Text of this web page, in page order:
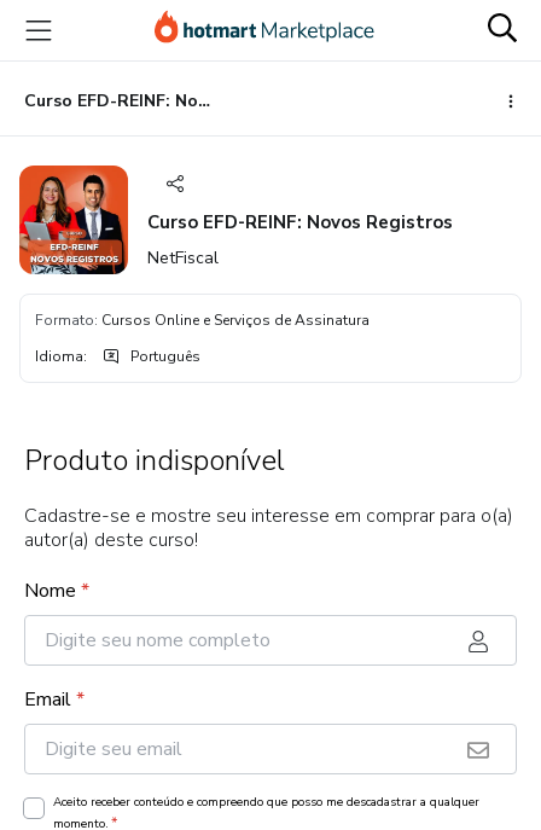
para
conteúdo
principal
para
pagamento
para
rodapé
Curso EFD-REINF: Novos Registros
Curso EFD-REINF: Novos Registros
NetFiscal
Formato: Cursos Online e Serviços de Assinatura
Idioma: Português
Produto indisponível
Cadastre-se e mostre seu interesse em comprar para o(a)
autor(a) deste curso!
Nome *
Email*
Aceito receber conteúdo e compreendo que posso me descadastrar a qualquer
momento. *